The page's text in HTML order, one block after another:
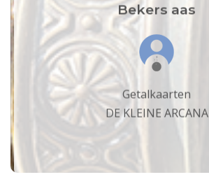
Bekers aas
Getalkaarten
DE KLEINE ARCANA